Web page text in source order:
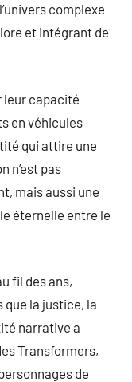
complexe
et intégrant de
leur capacité
en véhicules
qui attire une
n’est pas
mais aussi une
éternelle entre le
fil des ans,
que la justice, la
narrative a
Transformers,
de